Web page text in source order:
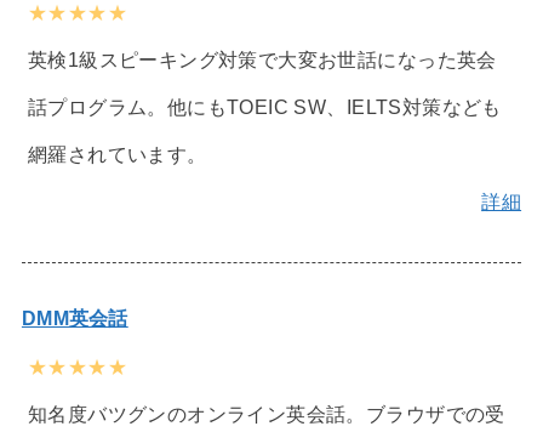
★★★★★
英検1級スピーキング対策で大変お世話になった英会
話プログラム。他にもTOEIC SW、IELTS対策なども
網羅されています。
詳細
DMM英会話
★★★★★
知名度バツグンのオンライン英会話。ブラウザでの受